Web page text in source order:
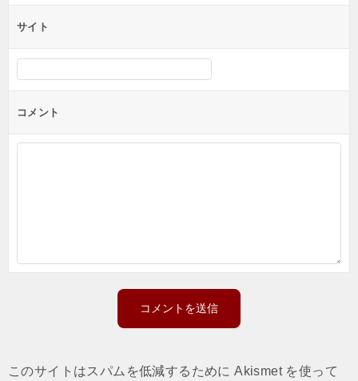
サイト
コメント
このサイトはスパムを低減するために Akismet を使って